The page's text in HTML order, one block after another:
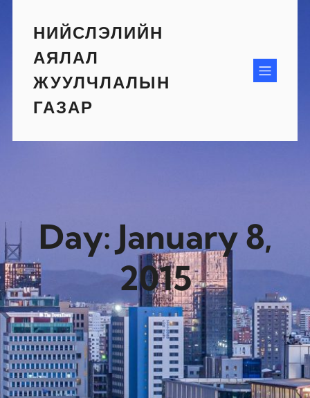
contentНИЙСЛЭЛИЙН
АЯЛАЛ
ЖУУЛЧЛАЛЫН
ГАЗАР
Day: January 8,
2015